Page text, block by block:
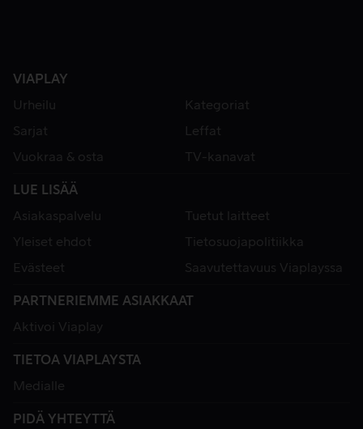
VIAPLAY
Urheilu
Kategoriat
Sarjat
Leffat
Vuokraa & osta
TV-kanavat
LUE LISÄÄ
Asiakaspalvelu
Tuetut laitteet
Yleiset ehdot
Tietosuojapolitiikka
Evästeet
Saavutettavuus Viaplayssa
PARTNERIEMME ASIAKKAAT
Aktivoi Viaplay
TIETOA VIAPLAYSTA
Medialle
PIDÄ YHTEYTTÄ